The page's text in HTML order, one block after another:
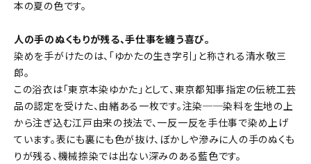
本の夏の色です。
人の手のぬくもりが残る、手仕事を纏う喜び。
染めを手がけたのは、「ゆかたの生き字引」と称される清水敬三
郎。
この浴衣は「東京本染ゆかた」として、東京都知事指定の伝統工芸
品の認定を受けた、由緒ある一枚です。注染──染料を生地の上
から注ぎ込む江戸由来の技法で、一反一反を手仕事で染め上げ
ています。表にも裏にも色が抜け、ぼかしや滲みに人の手のぬくも
りが残る、機械捺染では出ない深みのある藍色です。